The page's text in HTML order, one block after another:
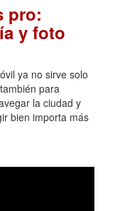
pro:
y foto
ya no sirve solo
para
la ciudad y
bien importa más